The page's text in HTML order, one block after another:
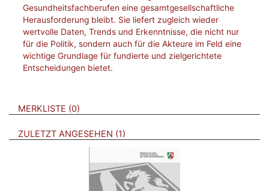
Gesundheitsfachberufen eine gesamtgesellschaftliche
Herausforderung bleibt. Sie liefert zugleich wieder
wertvolle Daten, Trends und Erkenntnisse, die nicht nur
für die Politik, sondern auch für die Akteure im Feld eine
wichtige Grundlage für fundierte und zielgerichtete
Entscheidungen bietet.
VERWEISE AUF VERMERKTE- ODER ZULETZT ANGESEHENE
MERKLISTE 0 BROSCHÜREN
ZULETZT ANGESEHEN 1 BROSCHÜREN